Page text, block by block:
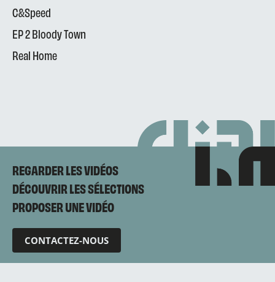
C&Speed
EP 2 Bloody Town
Real Home
REGARDER LES VIDÉOS
DÉCOUVRIR LES SÉLECTIONS
PROPOSER UNE VIDÉO
CONTACTEZ-NOUS